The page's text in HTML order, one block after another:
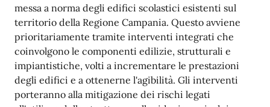
messa a norma degli edifici scolastici esistenti sul
territorio della Regione Campania. Questo avviene
prioritariamente tramite interventi integrati che
coinvolgono le componenti edilizie, strutturali e
impiantistiche, volti a incrementare le prestazioni
degli edifici e a ottenerne l'agibilità. Gli interventi
porteranno alla mitigazione dei rischi legati